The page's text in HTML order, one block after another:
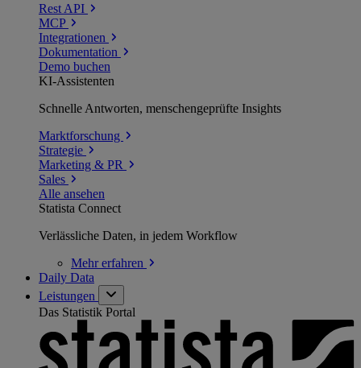
Rest API
MCP
Integrationen
Dokumentation
Demo buchen
KI-Assistenten
Schnelle Antworten, menschengeprüfte Insights
Marktforschung
Strategie
Marketing & PR
Sales
Alle ansehen
Statista Connect
Verlässliche Daten, in jedem Workflow
Mehrerfahren
Daily Data
Leistungen
Das Statistik Portal